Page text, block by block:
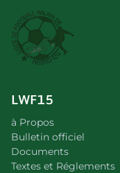
LWF15
à Propos
Bulletin officiel
Documents
Textes et Réglements